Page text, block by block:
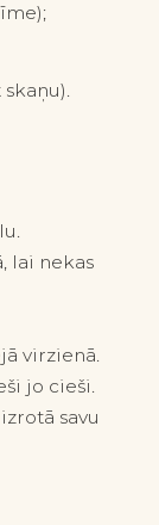
lai nekas
virzienā.
jo cieši.
savu